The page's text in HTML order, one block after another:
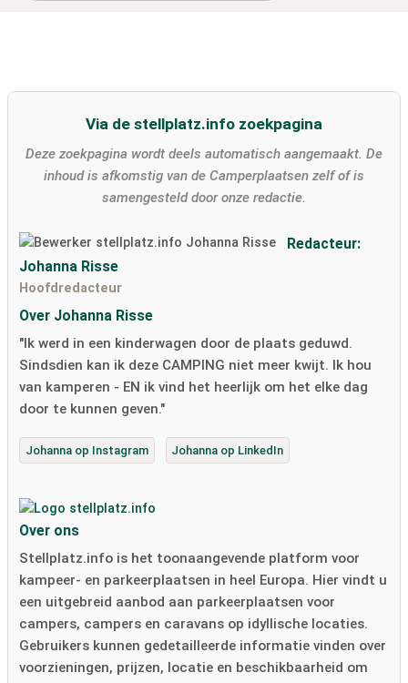
Via de stellplatz.info zoekpagina
Deze zoekpagina wordt deels automatisch aangemaakt. De
inhoud is afkomstig van de Camperplaatsen zelf of is
samengesteld door onze redactie.
Redacteur:
Johanna Risse
Hoofdredacteur
Over Johanna Risse
"Ik werd in een kinderwagen door de plaats geduwd.
Sindsdien kan ik deze CAMPING niet meer kwijt. Ik hou
van kamperen - EN ik vind het heerlijk om het elke dag
door te kunnen geven."
Johanna op Instagram Johanna op LinkedIn
Over ons
Stellplatz.info is het toonaangevende platform voor
kampeer- en parkeerplaatsen in heel Europa. Hier vindt u
een uitgebreid aanbod aan parkeerplaatsen voor
campers, campers en caravans op idyllische locaties.
Gebruikers kunnen gedetailleerde informatie vinden over
voorzieningen, prijzen, locatie en beschikbaarheid om